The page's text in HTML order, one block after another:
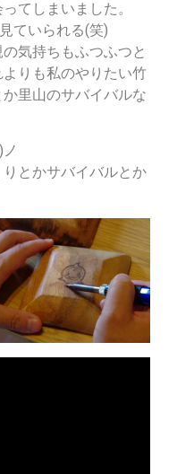
てしまいました。
ていられる(笑)
気持ちもふつふつと
りも私のやりたい竹
里山のサバイバルな
とかサバイバルとか